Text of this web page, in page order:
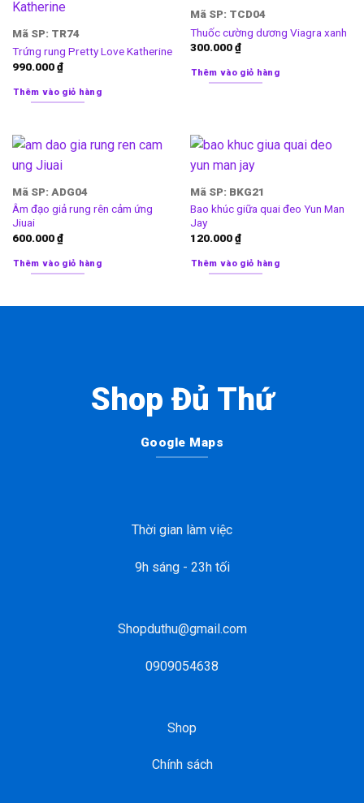
Mã SP: TR74
Trứng rung Pretty Love Katherine
990.000₫
Thêm vào giỏ hàng
Mã SP: TCD04
Thuốc cường dương Viagra xanh
300.000₫
Thêm vào giỏ hàng
Mã SP: ADG04
Âm đạo giả rung rên cảm ứng
Jiuai
600.000₫
Thêm vào giỏ hàng
Mã SP: BKG21
Bao khúc giữa quai đeo Yun Man
Jay
120.000₫
Thêm vào giỏ hàng
Shop Đủ Thứ
Google Maps
Thời gian làm việc
9h sáng - 23h tối
Shopduthu@gmail.com
0909054638
Shop
Chính sách